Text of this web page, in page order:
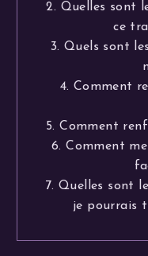
2. Quelles sont
ce
3. Quels sont
4. Comment
5. Comment
6. Comment
7. Quelles sont
je pourrais